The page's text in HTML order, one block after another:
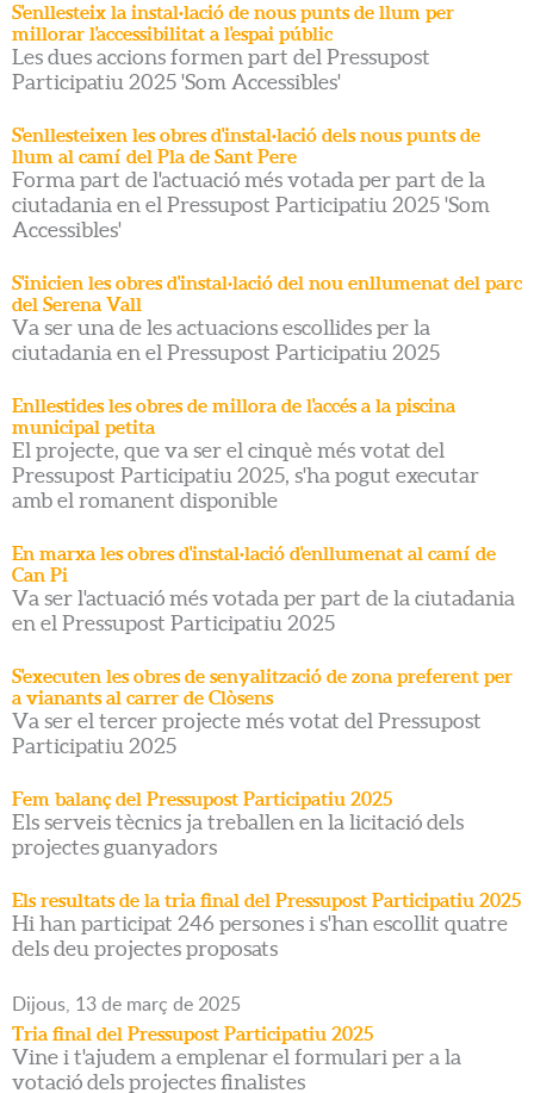
S'enllesteix la instal·lació de nous punts de llum per
millorar l'accessibilitat a l'espai públic
Les dues accions formen part del Pressupost
Participatiu 2025 'Som Accessibles'
S'enllesteixen les obres d'instal·lació dels nous punts de
llum al camí del Pla de Sant Pere
Forma part de l'actuació més votada per part de la
ciutadania en el Pressupost Participatiu 2025 'Som
Accessibles'
S'inicien les obres d'instal·lació del nou enllumenat del parc
del Serena Vall
Va ser una de les actuacions escollides per la
ciutadania en el Pressupost Participatiu 2025
Enllestides les obres de millora de l'accés a la piscina
municipal petita
El projecte, que va ser el cinquè més votat del
Pressupost Participatiu 2025, s'ha pogut executar
amb el romanent disponible
En marxa les obres d'instal·lació d'enllumenat al camí de
Can Pi
Va ser l'actuació més votada per part de la ciutadania
en el Pressupost Participatiu 2025
S'executen les obres de senyalització de zona preferent per
a vianants al carrer de Clòsens
Va ser el tercer projecte més votat del Pressupost
Participatiu 2025
Fem balanç del Pressupost Participatiu 2025
Els serveis tècnics ja treballen en la licitació dels
projectes guanyadors
Els resultats de la tria final del Pressupost Participatiu 2025
Hi han participat 246 persones i s'han escollit quatre
dels deu projectes proposats
Dijous, 13de març de 2025
Tria final del Pressupost Participatiu 2025
Vine i t'ajudem a emplenar el formulari per a la
votació dels projectes finalistes